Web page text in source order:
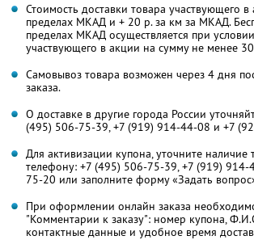
Стоимость доставки товара участвующего
пределах МКАД и + 20 р. за км за МКАД.
пределах МКАД осуществляется при
участвующего в акции на сумму не менее
Самовывоз товара возможен через 4 дня
заказа.
О доставке в другие города России
(495) 506-75-39, +7 (919) 914-44-08 и +7
Для активизации купона, уточните
телефону: +7 (495) 506-75-39, +7 (919)
75-20 или заполните форму «Задать
При оформлении онлайн заказа
"Комментарии к заказу": номер купона,
контактные данные и удобное время